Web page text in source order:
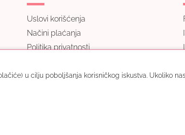
Uslovi korišćenja
Načini plaćanja
Politika privatnosti
Reklamacije
u cilju poboljšanja korisničkog iskustva. Ukoliko